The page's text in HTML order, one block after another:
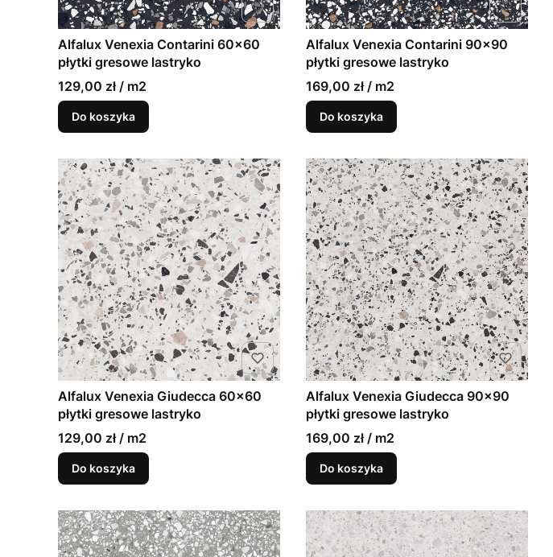
Alfalux Venexia Contarini 60x60
płytki gresowe lastryko
129,00 zł / m2
Do koszyka
Alfalux Venexia Contarini 90x90
płytki gresowe lastryko
169,00 zł / m2
Do koszyka
Alfalux Venexia Giudecca 60x60
płytki gresowe lastryko
129,00 zł / m2
Do koszyka
Alfalux Venexia Giudecca 90x90
płytki gresowe lastryko
169,00 zł / m2
Do koszyka